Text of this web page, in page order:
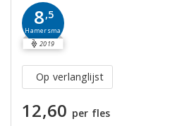
8,5
Hamersma
2019
Op verlanglijst
12,60 per fles